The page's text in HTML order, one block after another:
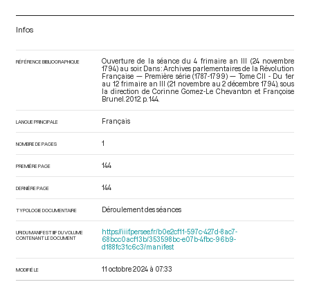
Infos
RÉFÉRENCE BIBLIOGRAPHIQUE
Ouverture de la séance du 4 frimaire an III (24 novembre
1794) au soir. Dans : Archives parlementaires de la Révolution
Française — Première série (1787-1799) — Tome CII - Du 1er
au 12 frimaire an III (21 novembre au 2 décembre 1794) , sous
la direction de Corinne Gomez-Le Chevanton et Françoise
Brunel. 2012. p. 144.
LANGUE PRINCIPALE Français
NOMBRE DE PAGES 1
PREMIÈRE PAGE 144
DERNIÈRE PAGE 144
TYPOLOGIE DOCUMENTAIRE Déroulement des séances
URI DU MANIFEST IIIF DU VOLUME
CONTENANT LE DOCUMENT
https://iiif.persee.fr/b0e2cf11-597c-427d-8ac7-
68bcc0acf13b/353598bc-e07b-4fbc-96b9-
d188fc31c6c3/manifest
MODIFIÉ LE 11 octobre 2024 à 07:33